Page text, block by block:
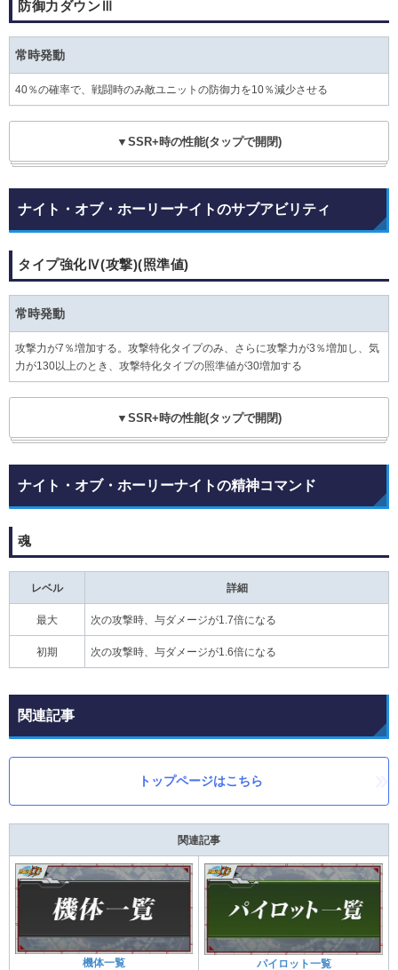
防御力ダウンⅢ
常時発動
40％の確率で、戦闘時のみ敵ユニットの防御力を10％減少させる
▼SSR+時の性能(タップで開閉)
ナイト・オブ・ホーリーナイトのサブアビリティ
タイプ強化Ⅳ(攻撃)(照準値)
常時発動
攻撃力が7％増加する。攻撃特化タイプのみ、さらに攻撃力が3％増加し、気
力が130以上のとき、攻撃特化タイプの照準値が30増加する
▼SSR+時の性能(タップで開閉)
ナイト・オブ・ホーリーナイトの精神コマンド
魂
レベル 詳細
最大 次の攻撃時、与ダメージが1.7倍になる
初期 次の攻撃時、与ダメージが1.6倍になる
関連記事
トップページはこちら
関連記事
機体一覧 パイロット一覧